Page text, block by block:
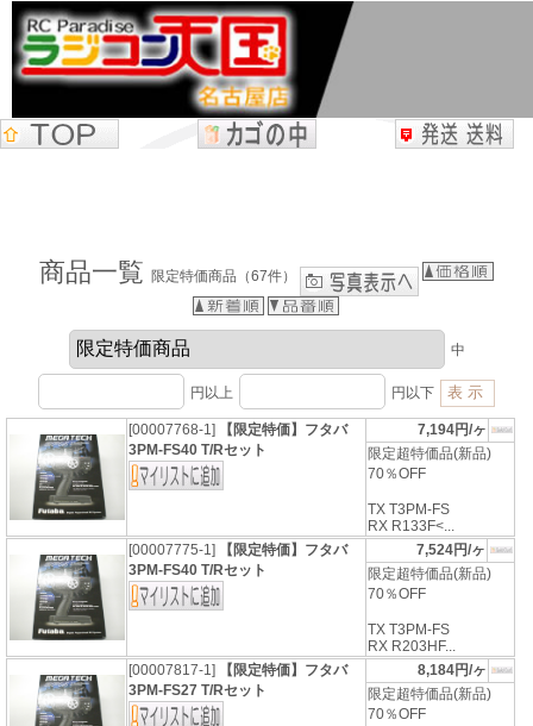
商品一覧 限定特価商品（67件）
中
円以上 円以下
[00007768-1]
【限定特価】フタバ
3PM-FS40 T/Rセット
7,194円/ヶ
限定超特価品(新品)
70％OFF
TX T3PM-FS
RX R133F<...
[00007775-1]
【限定特価】フタバ
3PM-FS40 T/Rセット
7,524円/ヶ
限定超特価品(新品)
70％OFF
TX T3PM-FS
RX R203HF...
[00007817-1]
【限定特価】フタバ
3PM-FS27 T/Rセット
8,184円/ヶ
限定超特価品(新品)
70％OFF